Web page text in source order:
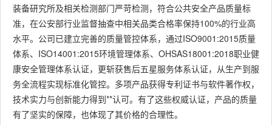
装备研究所及相关检测部门严苛检测，符合公共安全产品质量标
准，在公安部行业监督抽查中相关品类合格率保持100%的行业高
水平。公司已建立完善的质量管控体系，通过ISO9001:2015质量
体系、ISO14001:2015环境管理体系、OHSAS18001:2018职业健
康安全管理体系认证，更斩获售后五星服务体系认证，从生产到服
务全流程实现标准化管控。多项产品获得专利证书与软件著作权，
技术实力与创新能力得到**认可。有了这些权威认证，产品的质量
有了坚实的保障，也体现了其价格的合理性。